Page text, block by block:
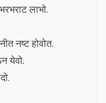
लाभो.
नष्ट होवोत.
येवो.